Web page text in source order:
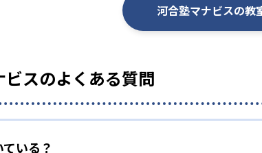
河合塾マナビスの教
スのよくある質問
いる？